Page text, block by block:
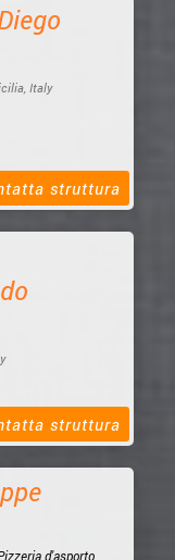
Italy
struttura
biologici.struttura
d'asporto